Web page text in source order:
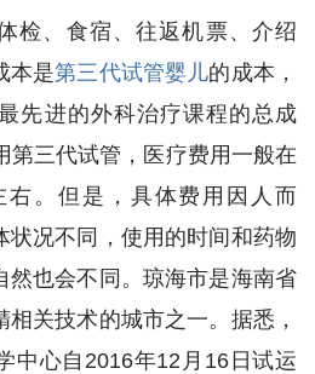
检、食宿、往返机票、介绍
本是第三代试管婴儿的成本，
先进的外科治疗课程的总成
第三代试管，医疗费用一般在
右。但是，具体费用因人而
状况不同，使用的时间和药物
然也会不同。琼海市是海南省
关技术的城市之一。据悉，
中心自2016年12月16日试运